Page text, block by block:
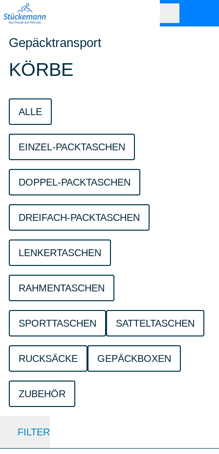
Gepäcktransport
KÖRBE
ALLE
EINZEL-PACKTASCHEN
DOPPEL-PACKTASCHEN
DREIFACH-PACKTASCHEN
LENKERTASCHEN
RAHMENTASCHEN
SPORTTASCHEN SATTELTASCHEN
RUCKSÄCKE GEPÄCKBOXEN
ZUBEHÖR
FILTER